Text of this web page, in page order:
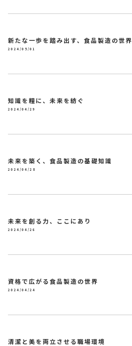
新たな一歩を踏み出す、食品製造の世界
2024/05/01
知識を糧に、未来を紡ぐ
2024/04/29
未来を築く、食品製造の基礎知識
2024/04/28
未来を創る力、ここにあり
2024/04/26
資格で広がる食品製造の世界
2024/04/24
清潔と美を両立させる職場環境